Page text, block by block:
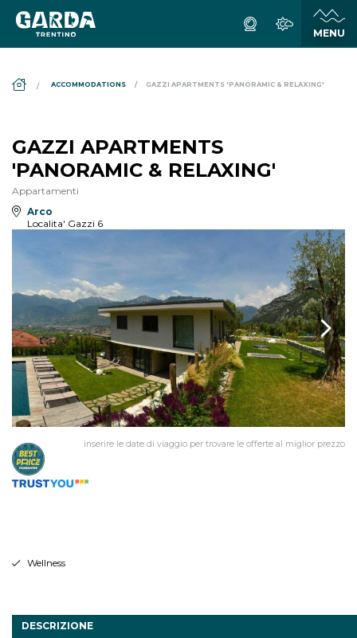
ACCOMMODATIONS GAZZI APARTMENTS 'PANORAMIC & RELAXING'
GAZZI APARTMENTS
'PANORAMIC & RELAXING'
Appartamenti
Arco
Localita' Gazzi 6
inserire le date di viaggio per trovare le offerte al miglior prezzo
Wellness
DESCRIZIONE